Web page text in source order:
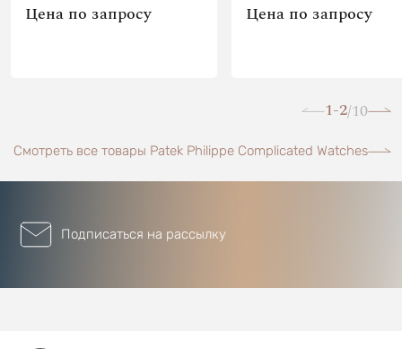
Цена по запросу Цена по запросу
1-2/10
Смотреть все товары Patek Philippe Complicated Watches
Подписаться на рассылку